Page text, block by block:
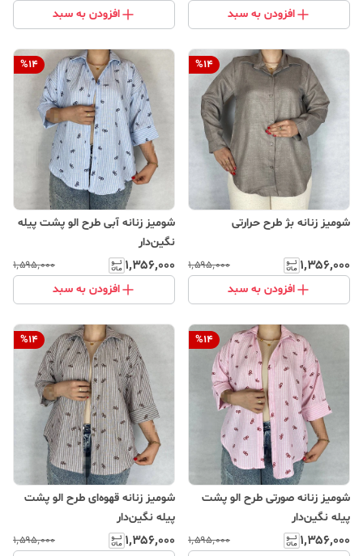
افزودن به سبد افزودن به سبد
%14
شومیز زنانه بژ طرح حرارتی
۱٬۳۵۶٬۰۰۰ ۱٬۵۹۵٬۰۰۰
افزودن به سبد
%14
شومیز زنانه آبی طرح الو پشت پیله
نگین‌دار
۱٬۳۵۶٬۰۰۰ ۱٬۵۹۵٬۰۰۰
افزودن به سبد
%14
شومیز زنانه صورتی طرح الو پشت
پیله نگین‌دار
۱٬۳۵۶٬۰۰۰ ۱٬۵۹۵٬۰۰۰
%14
شومیز زنانه قهوه‌ای طرح الو پشت
پیله نگین‌دار
۱٬۳۵۶٬۰۰۰ ۱٬۵۹۵٬۰۰۰